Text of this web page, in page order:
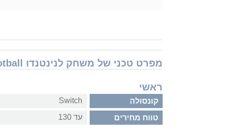
מפרט טכני של משחק לנינטנדו Nintendo Switch Street Power Football
ראשי
קונסולה Switch
טווח מחירים עד 130